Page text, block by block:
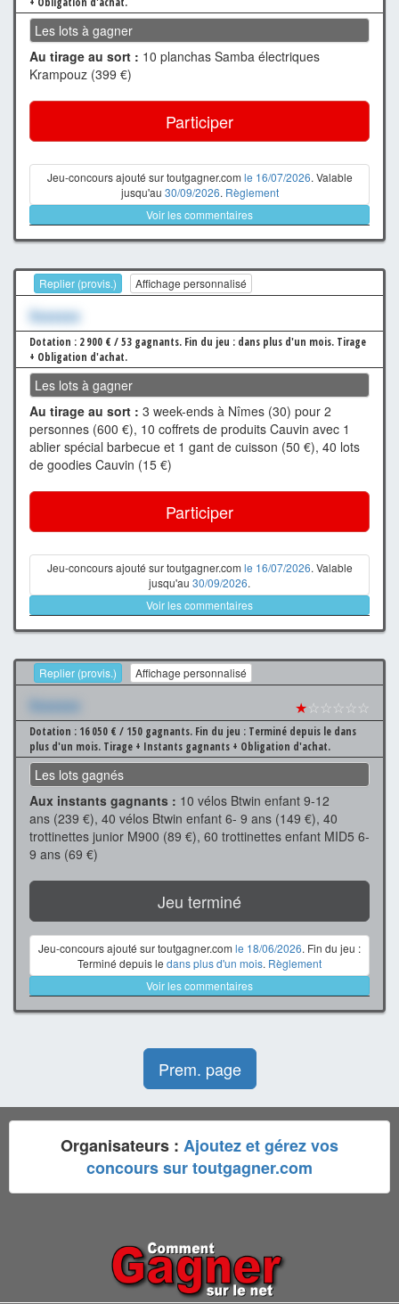
Les lots à gagner
Au tirage au sort : 10 planchas Samba électriques
Krampouz (399 €)
Participer
Jeu-concours ajouté sur toutgagner.com le 16/07/2026. Valable
jusqu'au 30/09/2026. Règlement
Voir les commentaires
Replier (provis.) Affichage personnalisé
Xxxxxxx
Dotation : 2 900 € / 53 gagnants. Fin du jeu : dans plus d'un mois. Tirage
+ Obligation d'achat.
Les lots à gagner
Au tirage au sort : 3 week-ends à Nîmes (30) pour 2
personnes (600 €), 10 coffrets de produits Cauvin avec 1
ablier spécial barbecue et 1 gant de cuisson (50 €), 40 lots
de goodies Cauvin (15 €)
Participer
Jeu-concours ajouté sur toutgagner.com le 16/07/2026. Valable
jusqu'au 30/09/2026.
Voir les commentaires
Replier (provis.) Affichage personnalisé
Xxxxxxx ★☆☆☆☆☆
Dotation : 16 050 € / 150 gagnants. Fin du jeu : Terminé depuis le dans
plus d'un mois. Tirage + Instants gagnants + Obligation d'achat.
Les lots gagnés
Aux instants gagnants : 10 vélos Btwin enfant 9-12
ans (239 €), 40 vélos Btwin enfant 6- 9 ans (149 €), 40
trottinettes junior M900 (89 €), 60 trottinettes enfant MID5 6-
9 ans (69 €)
Jeu terminé
Jeu-concours ajouté sur toutgagner.com le 18/06/2026. Fin du jeu :
Terminé depuis le dans plus d'un mois. Règlement
Voir les commentaires
Prem. page
Organisateurs : Ajoutez et gérez vos
concours sur toutgagner.com